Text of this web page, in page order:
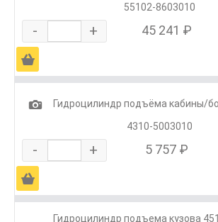
55102-8603010
- + 45 241 ₽
Ä
1
Гидроцилиндр подъёма кабины/
4310-5003010
- + 5 757 ₽
Ä
Гидроцилиндр подъема кузова